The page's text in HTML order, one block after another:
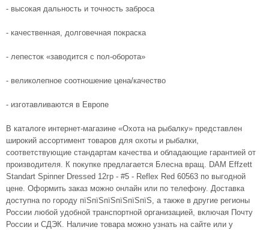
- высокая дальность и точность заброса
- качественная, долговечная покраска
- лепесток «заводится с пол-оборота»
- великолепное соотношение цена/качество
- изготавливаются в Европе
В каталоге интернет-магазине «Охота на рыбалку» представлен
широкий ассортимент товаров для охоты и рыбалки,
соответствующие стандартам качества и обладающие гарантией от
производителя. К покупке предлагается Блесна вращ. DAM Effzett
Standart Spinner Dressed 12гр - #5 - Reflex Red 60563 по выгодной
цене. Оформить заказ можно онлайн или по телефону. Доставка
доступна по городу пїЅпїЅпїЅпїЅпїЅпїЅ, а также в другие регионы
России любой удобной транспортной организацией, включая Почту
России и СДЭК. Наличие товара можно узнать на сайте или у